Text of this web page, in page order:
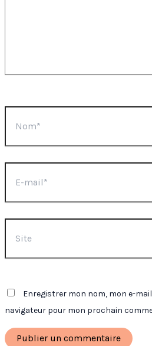
mail*
Enregistrer mon nom, mon e-
navigateur pour mon prochain